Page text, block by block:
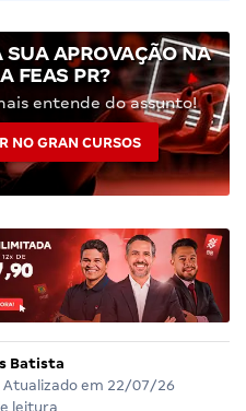
SUA APROVAÇÃO NA
FEAS PR?
entende do assunto!
NO GRAN CURSOS
Batista
Atualizado em 22/07/26
leitura